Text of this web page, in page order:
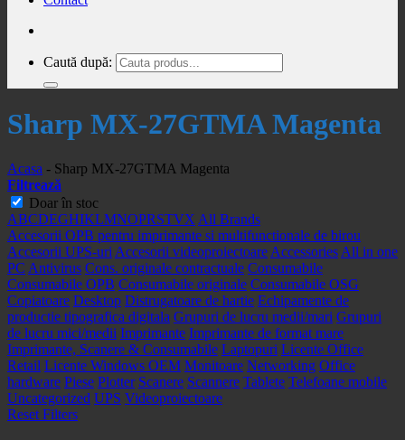
Caută după:
Sharp MX-27GTMA Magenta
Acasa - Sharp MX-27GTMA Magenta
Filtrează
Doar în stoc
ABCDEGHIKLMNOPRSTVX All Brands
Accesorii OPB pentru imprimante si multifunctionale de birou
Accesorii UPS-uri Accesorii videoproiectoare Accessories All in one
PC Antivirus Cons. originale contractuale Consumabile
Consumabile OPB Consumabile originale Consumabile OSG
Copiatoare Desktop Distrugatoare de hartie Echipamente de
productie tipografica digitala Grupuri de lucru medii/mari Grupuri
de lucru mici/medii Imprimante Imprimante de format mare
Imprimante, Scanere & Consumabile Laptopuri Licente Office
Retail Licente Windows OEM Monitoare Networking Office
hardware Piese Plotter Scanere Scannere Tablete Telefoane mobile
Uncategorized UPS Videoproiectoare
Reset Filters